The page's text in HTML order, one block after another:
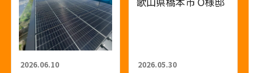
2026.06.10 2026.05.30